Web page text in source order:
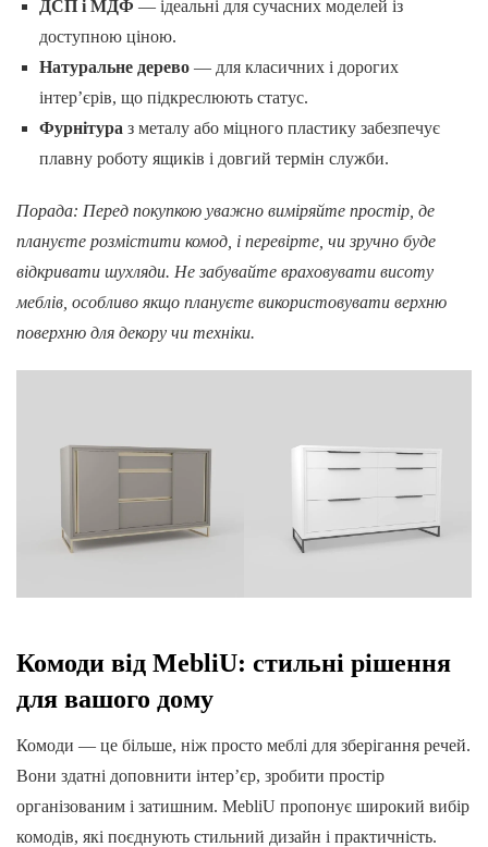
ДСП і МДФ — ідеальні для сучасних моделей із
доступною ціною.
Натуральне дерево— для класичних і дорогих
інтер’єрів, що підкреслюють статус.
Фурнітура з металу або міцного пластику забезпечує
плавну роботу ящиків і довгий термін служби.
Порада: Перед покупкою уважно виміряйте простір, де
плануєте розмістити комод, і перевірте, чи зручно буде
відкривати шухляди. Не забувайте враховувати висоту
меблів, особливо якщо плануєте використовувати верхню
поверхню для декору чи техніки.
Комоди від MebliU: стильні рішення
для вашого дому
Комоди — це більше, ніж просто меблі для зберігання речей.
Вони здатні доповнити інтер’єр, зробити простір
організованим і затишним. MebliU пропонує широкий вибір
комодів, які поєднують стильний дизайн і практичність.